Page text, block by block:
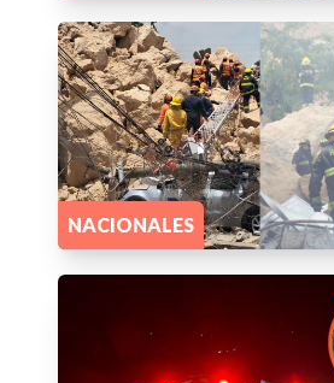
NACIONALES